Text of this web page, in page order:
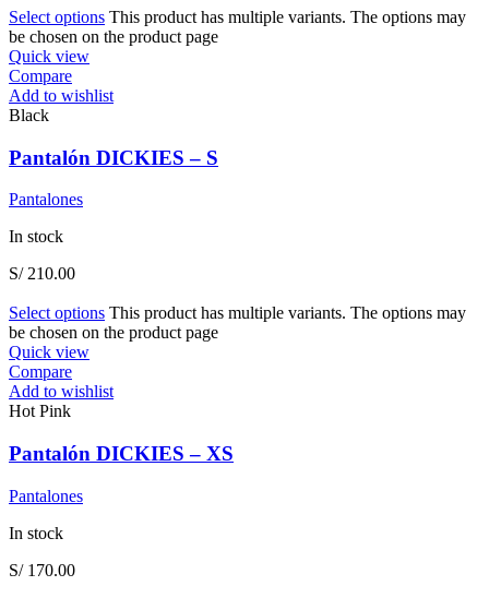
Select options This product has multiple variants. The options may
be chosen on the product page
Quick view
Compare
Add to wishlist
Black
Pantalón DICKIES – S
Pantalones
In stock
S/210.00
Select options This product has multiple variants. The options may
be chosen on the product page
Quick view
Compare
Add to wishlist
Hot Pink
Pantalón DICKIES – XS
Pantalones
In stock
S/170.00